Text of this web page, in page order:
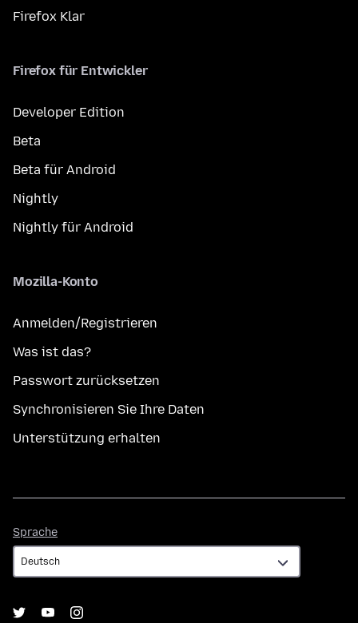
Firefox Klar
Firefox für Entwickler
Developer Edition
Beta
Beta für Android
Nightly
Nightly für Android
Mozilla-Konto
Anmelden/Registrieren
Was ist das?
Passwort zurücksetzen
Synchronisieren Sie Ihre Daten
Unterstützung erhalten
Sprache